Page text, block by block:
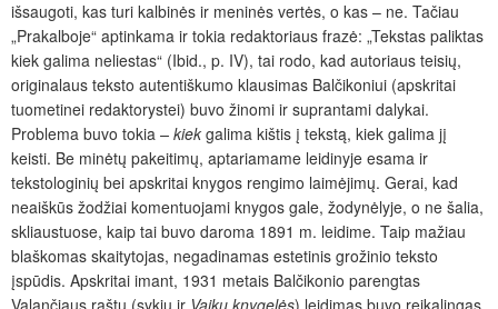
išsaugoti, kas turi kalbinės ir meninės vertės, o kas – ne. Tačiau
„Prakalboje“ aptinkama ir tokia redaktoriaus frazė: „Tekstas paliktas
kiek galima neliestas“ (Ibid., p. IV), tai rodo, kad autoriaus teisių,
originalaus teksto autentiškumo klausimas Balčikoniui (apskritai
tuometinei redaktorystei) buvo žinomi ir suprantami dalykai.
Problema buvo tokia – kiek galima kištis į tekstą, kiek galima jį
keisti. Be minėtų pakeitimų, aptariamame leidinyje esama ir
tekstologinių bei apskritai knygos rengimo laimėjimų. Gerai, kad
neaiškūs žodžiai komentuojami knygos gale, žodynėlyje, o ne šalia,
skliaustuose, kaip tai buvo daroma 1891 m. leidime. Taip mažiau
blaškomas skaitytojas, negadinamas estetinis grožinio teksto
įspūdis. Apskritai imant, 1931 metais Balčikonio parengtas